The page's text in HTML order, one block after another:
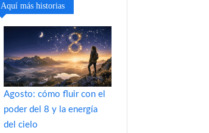
Aquí más historias
Agosto: cómo fluir con el
poder del 8 y la energía
del cielo